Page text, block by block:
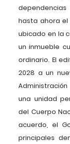
hasta ahora el
ubicado en la
un inmueble
ordinario. El
2028 a un
una unidad
del Cuerpo
acuerdo, el
principales